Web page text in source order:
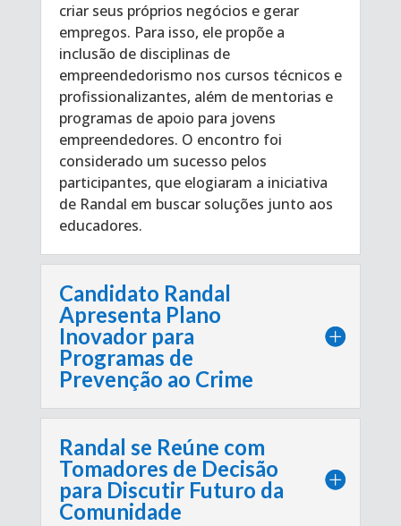
criar seus próprios negócios e gerar
empregos. Para isso, ele propõe a
inclusão de disciplinas de
empreendedorismo nos cursos técnicos e
profissionalizantes, além de mentorias e
programas de apoio para jovens
empreendedores. O encontro foi
considerado um sucesso pelos
participantes, que elogiaram a iniciativa
de Randal em buscar soluções junto aos
educadores.
Candidato Randal
Apresenta Plano
Inovador para
Programas de
Prevenção ao Crime
Randal se Reúne com
Tomadores de Decisão
para Discutir Futuro da
Comunidade